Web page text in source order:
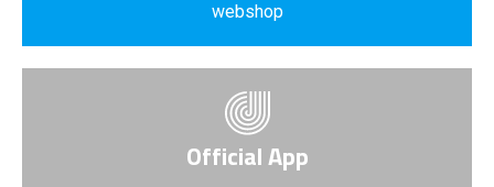
webshop
Official App